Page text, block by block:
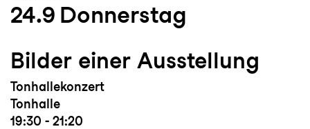
24.9 Donnerstag
Bilder einer Ausstellung
Tonhallekonzert
Tonhalle
19:30 - 21:20